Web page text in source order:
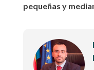
pequeñas y